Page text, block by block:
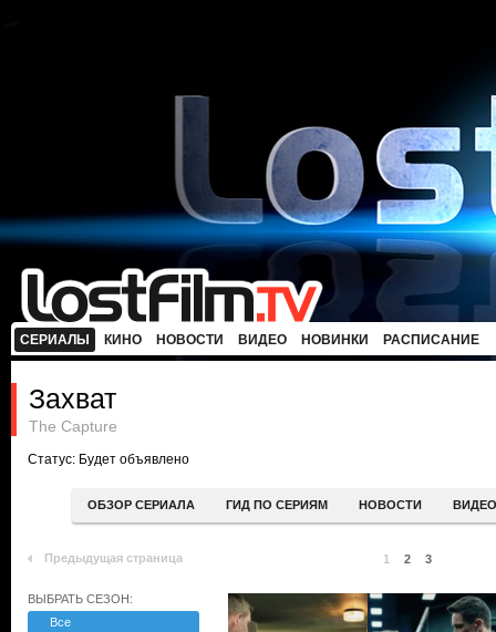
СЕРИАЛЫ КИНО НОВОСТИ ВИДЕО НОВИНКИ РАСПИСАНИЕ
Захват
The Capture
Статус: Будет объявлено
ОБЗОР СЕРИАЛА ГИД ПО СЕРИЯМ НОВОСТИ ВИДЕО
Предыдущая страница 1 2 3
ВЫБРАТЬ СЕЗОН:
Все